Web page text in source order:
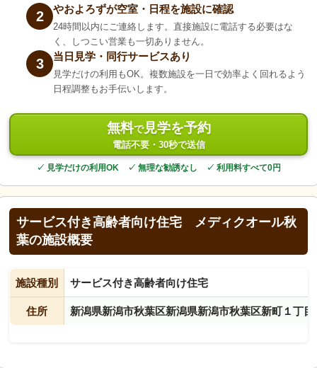
2 やおよろずが空室・日程を施設に確認
24時間以内にご連絡します。直接施設に電話する必要はな
く、しつこい営業も一切ありません。
3 当日見学・同行サービスあり
見学だけの利用もOK。複数施設を一日で効率よく回れるよう
日程調整もお手伝いします。
無料で見学を予約
電話不要・30秒で送信
✓ 見学だけの利用OK ✓ 無理な勧誘なし ✓ 利用料すべて0円
サービス付き高齢者向け住宅 メディクオール秋
葉の施設概要
施設種別 サービス付き高齢者向け住宅
住所 新潟県新潟市秋葉区新潟県新潟市秋葉区新町１丁目